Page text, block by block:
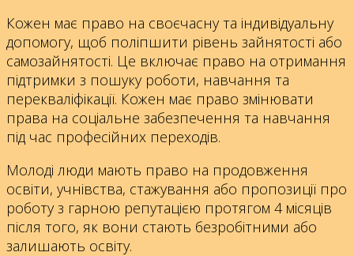
Кожен має право на своєчасну та індивідуальну
допомогу, щоб поліпшити рівень зайнятості або
самозайнятості. Це включає право на отримання
підтримки з пошуку роботи, навчання та
перекваліфікації. Кожен має право змінювати
права на соціальне забезпечення та навчання
під час професійних переходів.
Молоді люди мають право на продовження
освіти, учнівства, стажування або пропозиції про
роботу з гарною репутацією протягом 4 місяців
після того, як вони стають безробітними або
залишають освіту.